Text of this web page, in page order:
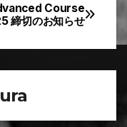
Course
締切のお知らせ